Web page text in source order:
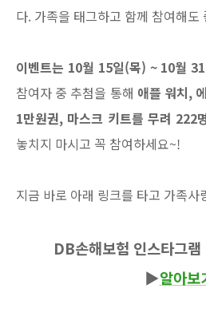
다. 가족을 태그하고 함께 참여해도
이벤트는 10월 15일(목) ~ 10월
참여자 중 추첨을 통해 애플 워치,
1만원권, 마스크 키트를 무려 222
놓치지 마시고 꼭 참여하세요~!
지금 바로 아래 링크를 타고 가족
DB손해보험 인스타그
▶알아보